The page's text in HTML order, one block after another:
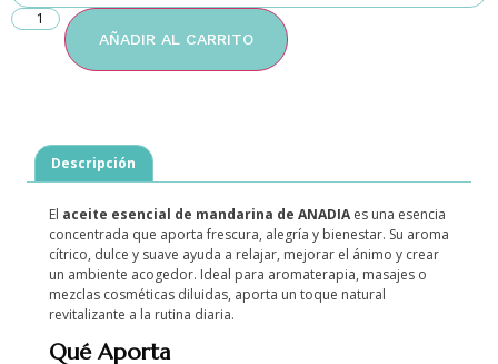
AÑADIR AL CARRITO
Descripción
El aceite esencial de mandarina de ANADIA es una esencia
concentrada que aporta frescura, alegría y bienestar. Su aroma
cítrico, dulce y suave ayuda a relajar, mejorar el ánimo y crear
un ambiente acogedor. Ideal para aromaterapia, masajes o
mezclas cosméticas diluidas, aporta un toque natural
revitalizante a la rutina diaria.
Qué Aporta